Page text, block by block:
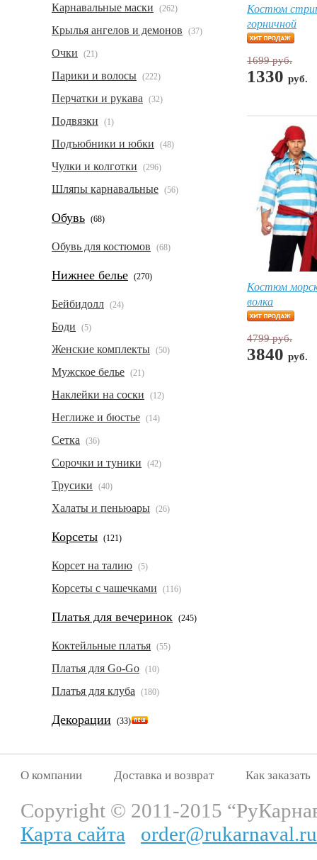
Карнавальные маски (262)
Крылья ангелов и демонов (37)
Очки (21)
Парики и волосы (222)
Перчатки и рукава (32)
Подвязки (1)
Подъюбники и юбки (48)
Чулки и колготки (296)
Шляпы карнавальные (56)
Обувь (68)
Обувь для костюмов (68)
Нижнее белье (270)
Бейбидолл (24)
Боди (5)
Женские комплекты (50)
Мужское белье (21)
Наклейки на соски (12)
Неглиже и бюстье (14)
Сетка (36)
Сорочки и туники (42)
Трусики (40)
Халаты и пеньюары (26)
Корсеты (121)
Корсет на талию (5)
Корсеты с чашечками (116)
Платья для вечеринок (245)
Коктейльные платья (55)
Платья для Go-Go (10)
Платья для клуба (180)
Декорации (33)
Костюм
горничной
1699 руб.
1330 руб.
Костюм
волка
4799 руб.
3840 руб.
О компании Доставка и возврат Как заказать
Copyright © 2011-2015
Карта сайта
order@rukarnaval.ru